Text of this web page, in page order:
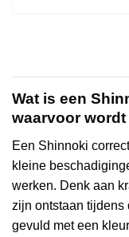
Wat is een
waarvoor
Een Shinnoki
kleine
werken. Denk aan
zijn ontstaan tijdens
gevuld met een